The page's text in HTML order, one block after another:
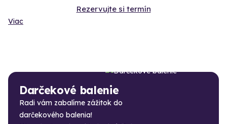
Rezervujte si termín
Viac
Darčekové balenie
Radi vám zabalíme zážitok do
darčekového balenia!